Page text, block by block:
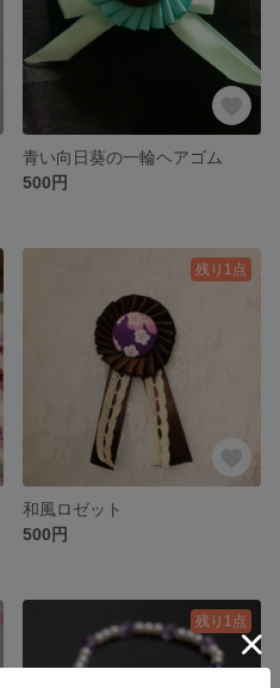
青い向日葵の一輪ヘアゴム
500円
残り1点
和風ロゼット
500円
残り1点